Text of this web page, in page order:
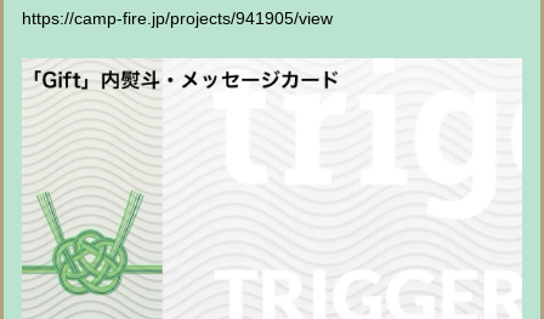
https://camp-fire.jp/projects/941905/view